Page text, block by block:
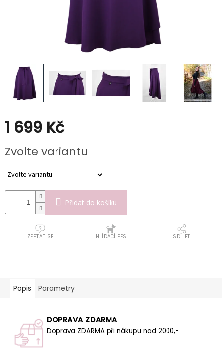
1 699 Kč
cena:
Zvolte variantu
Přidat do košíku
ZEPTAT SE HLÍDACÍ PES SDÍLET
Popis Parametry
DOPRAVA ZDARMA
Doprava ZDARMA při nákupu nad 2000,-